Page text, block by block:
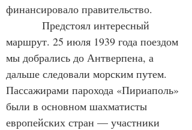
финансировало правительство.
маршрут. 25 июля 1939 года поездом
мы добрались до Антверпена, а
дальше следовали морским путем.
Пассажирами парохода «Пириаполь»
были в основном шахматисты
европейских стран — участники